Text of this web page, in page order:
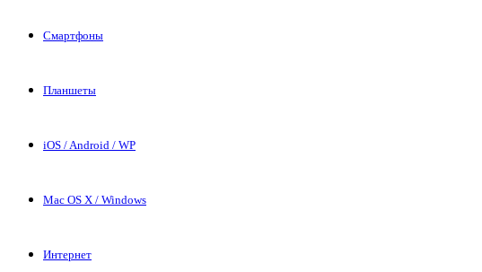
Смартфоны
Планшеты
iOS / Android / WP
Mac OS X / Windows
Интернет